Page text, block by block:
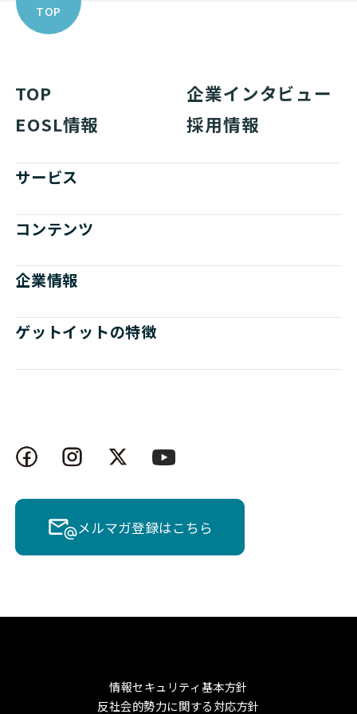
TOP
TOP
企業インタビュー
EOSL情報
採用情報
サービス
コンテンツ
企業情報
ゲットイットの特徴
メルマガ登録はこちら
情報セキュリティ基本方針
反社会的勢力に関する対応方針